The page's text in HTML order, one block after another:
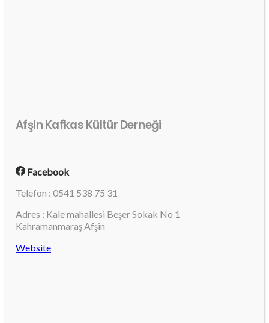
Afşin Kafkas Kültür Derneği
Facebook
Telefon : 0541 538 75 31
Adres : Kale mahallesi Beşer Sokak No 1
Kahramanmaraş Afşin
Website